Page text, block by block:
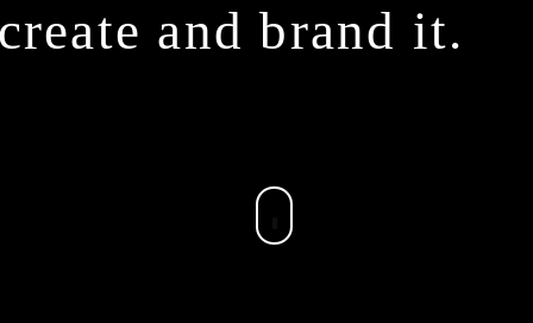
and brand it.